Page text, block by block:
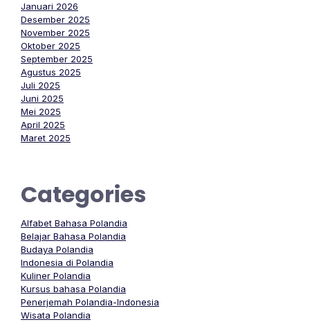
Januari 2026
Desember 2025
November 2025
Oktober 2025
September 2025
Agustus 2025
Juli 2025
Juni 2025
Mei 2025
April 2025
Maret 2025
Categories
Alfabet Bahasa Polandia
Belajar Bahasa Polandia
Budaya Polandia
Indonesia di Polandia
Kuliner Polandia
Kursus bahasa Polandia
Penerjemah Polandia-Indonesia
Wisata Polandia